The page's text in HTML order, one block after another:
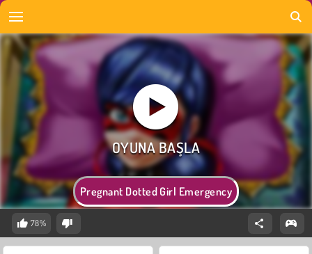
Pregnant Dotted Girl Emergency
78%